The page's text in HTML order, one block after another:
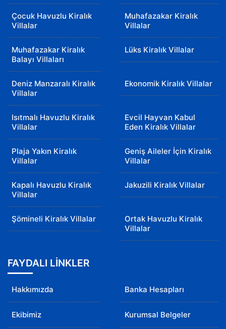
Çocuk Havuzlu Kiralık
Villalar
Muhafazakar Kiralık
Villalar
Muhafazakar Kiralık
Balayı Villaları
Lüks Kiralık Villalar
Deniz Manzaralı Kiralık
Villalar
Ekonomik Kiralık Villalar
Isıtmalı Havuzlu Kiralık
Villalar
Evcil Hayvan Kabul
Eden Kiralık Villalar
Plaja Yakın Kiralık
Villalar
Geniş Aileler İçin Kiralık
Villalar
Kapalı Havuzlu Kiralık
Villalar
Jakuzili Kiralık Villalar
Şömineli Kiralık Villalar
Ortak Havuzlu Kiralık
Villalar
FAYDALI LİNKLER
Hakkımızda Banka Hesapları
Ekibimiz Kurumsal Belgeler